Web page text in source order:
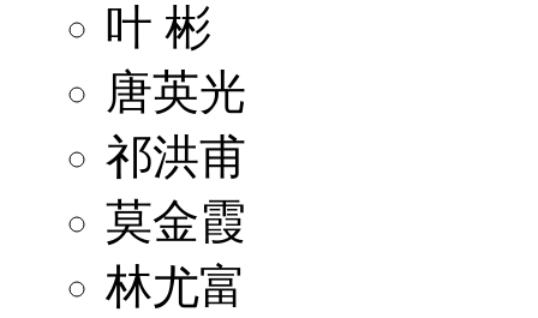
叶 彬
唐英光
祁洪甫
莫金霞
林尤富